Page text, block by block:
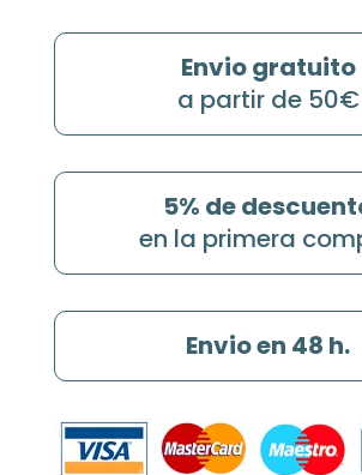
Envio gratuito
a partir de 50€
5% de
en la primera
Envio en 48 h.